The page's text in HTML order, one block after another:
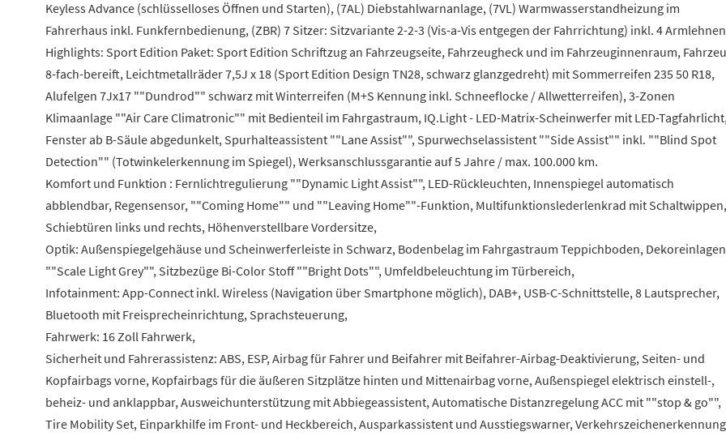
Keyless Advance (schlüsselloses Öffnen und Starten), (7AL) Diebstahlwarnanlage, (7VL) Warmwasserstandheizung im
Fahrerhaus inkl. Funkfernbedienung, (ZBR) 7 Sitzer: Sitzvariante 2-2-3 (Vis-a-Vis entgegen der Fahrrichtung) inkl. 4
Highlights: Sport Edition Paket: Sport Edition Schriftzug an Fahrzeugseite, Fahrzeugheck und im Fahrzeuginnenraum,
8-fach-bereift, Leichtmetallräder 7,5J x 18 (Sport Edition Design TN28, schwarz glanzgedreht) mit Sommerreifen 235 50 R18,
Alufelgen 7Jx17 ""Dundrod"" schwarz mit Winterreifen (M+S Kennung inkl. Schneeflocke / Allwetterreifen), 3-Zonen
Klimaanlage ""Air Care Climatronic"" mit Bedienteil im Fahrgastraum, IQ.Light - LED-Matrix-Scheinwerfer mit LED-Tagfahrlicht,
Fenster ab B-Säule abgedunkelt, Spurhalteassistent ""Lane Assist"", Spurwechselassistent ""Side Assist"" inkl. ""Blind Spot
Detection"" (Totwinkelerkennung im Spiegel), Werksanschlussgarantie auf 5 Jahre / max. 100.000 km.
Komfort und Funktion : Fernlichtregulierung ""Dynamic Light Assist"", LED-Rückleuchten, Innenspiegel automatisch
abblendbar, Regensensor, ""Coming Home"" und ""Leaving Home""-Funktion, Multifunktionslederlenkrad mit Schaltwippen,
Schiebtüren links und rechts, Höhenverstellbare Vordersitze,
Optik: Außenspiegelgehäuse und Scheinwerferleiste in Schwarz, Bodenbelag im Fahrgastraum Teppichboden, Dekoreinlagen
""Scale Light Grey"", Sitzbezüge Bi-Color Stoff ""Bright Dots"", Umfeldbeleuchtung im Türbereich,
Infotainment: App-Connect inkl. Wireless (Navigation über Smartphone möglich), DAB+, USB-C-Schnittstelle, 8 Lautsprecher,
Bluetooth mit Freisprecheinrichtung, Sprachsteuerung,
Fahrwerk: 16 Zoll Fahrwerk,
Sicherheit und Fahrerassistenz: ABS, ESP, Airbag für Fahrer und Beifahrer mit Beifahrer-Airbag-Deaktivierung, Seiten- und
Kopfairbags vorne, Kopfairbags für die äußeren Sitzplätze hinten und Mittenairbag vorne, Außenspiegel elektrisch einstell-,
beheiz- und anklappbar, Ausweichunterstützung mit Abbiegeassistent, Automatische Distanzregelung ACC mit ""stop & go"",
Tire Mobility Set, Einparkhilfe im Front- und Heckbereich, Ausparkassistent und Ausstiegswarner,